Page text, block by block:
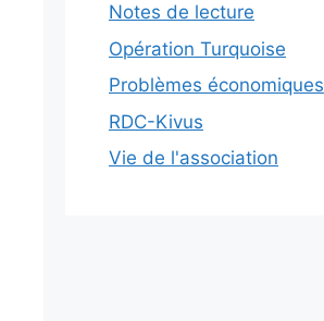
Notes de lecture
Opération Turquoise
Problèmes économiques
RDC-Kivus
Vie de l'association